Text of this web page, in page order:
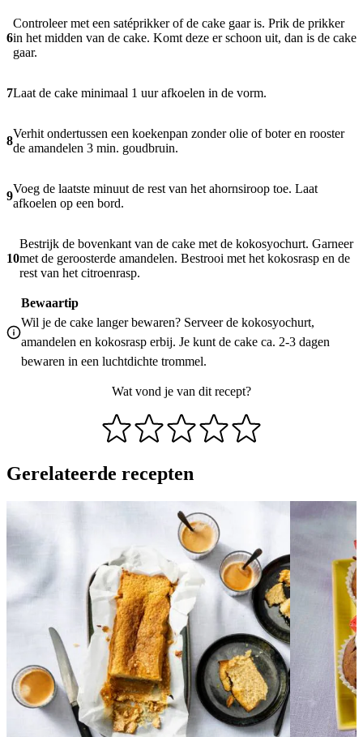
6
Controleer met een satéprikker of de cake gaar is. Prik de prikker
in het midden van de cake. Komt deze er schoon uit, dan is de cake
gaar.
7Laat de cake minimaal 1 uur afkoelen in de vorm.
8
Verhit ondertussen een koekenpan zonder olie of boter en rooster
de amandelen 3 min. goudbruin.
9
Voeg de laatste minuut de rest van het ahornsiroop toe. Laat
afkoelen op een bord.
10
Bestrijk de bovenkant van de cake met de kokosyochurt. Garneer
met de geroosterde amandelen. Bestrooi met het kokosrasp en de
rest van het citroenrasp.
Bewaartip
Wil je de cake langer bewaren? Serveer de kokosyochurt,
amandelen en kokosrasp erbij. Je kunt de cake ca. 2-3 dagen
bewaren in een luchtdichte trommel.
Wat vond je van dit recept?
Gerelateerde recepten